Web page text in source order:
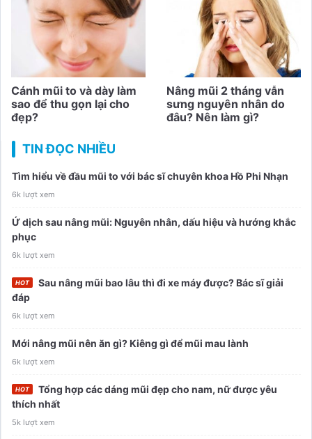
Cánh mũi to và dày làm
sao để thu gọn lại cho
đẹp?
Nâng mũi 2 tháng vẫn
sưng nguyên nhân do
đâu? Nên làm gì?
TIN ĐỌC NHIỀU
Tìm hiểu về đầu mũi to với bác sĩ chuyên khoa Hồ Phi Nhạn
6k lượt xem
Ứ dịch sau nâng mũi: Nguyên nhân, dấu hiệu và hướng khắc
phục
6k lượt xem
Sau nâng mũi bao lâu thì đi xe máy được? Bác sĩ giải
đáp
6k lượt xem
Mới nâng mũi nên ăn gì? Kiêng gì để mũi mau lành
6k lượt xem
Tổng hợp các dáng mũi đẹp cho nam, nữ được yêu
thích nhất
5k lượt xem